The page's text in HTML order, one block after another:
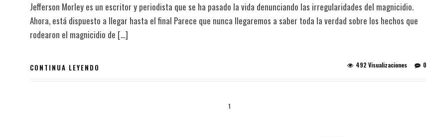
Jefferson Morley es un escritor y periodista que se ha pasado la vida denunciando las irregularidades del magnicidio.
Ahora, está dispuesto a llegar hasta el final Parece que nunca llegaremos a saber toda la verdad sobre los hechos que
rodearon el magnicidio de […]
CONTINUA LEYENDO 0
492 Visualizaciones
1